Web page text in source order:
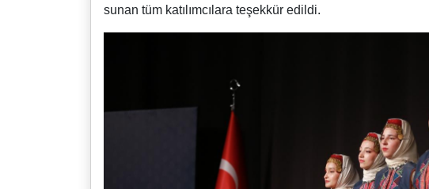
sunan tüm katılımcılara teşekkür edildi.